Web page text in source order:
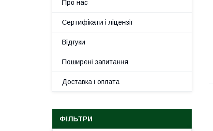
Про нас
Сертифікати і ліцензії
Відгуки
Поширені запитання
Доставка і оплата
ФІЛЬТРИ